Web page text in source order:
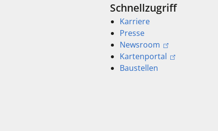
Schnellzugriff
Karriere
Presse
Newsroom
Kartenportal
Baustellen